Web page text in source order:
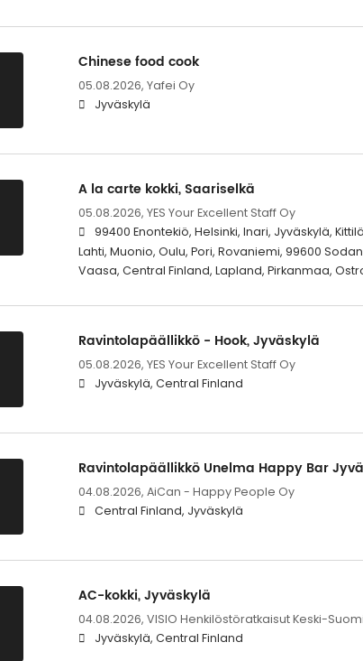
Chinese food cook
05.08.2026, Yafei Oy
Jyväskylä
A la carte kokki, Saariselkä
05.08.2026, YES Your Excellent Staff Oy
99400 Enontekiö, Helsinki, Inari, Jyväskylä,
Lahti, Muonio, Oulu, Pori, Rovaniemi, 99600
Vaasa, Central Finland, Lapland, Pirkanmaa,
Ravintolapäällikkö - Hook, Jyväskylä
05.08.2026, YES Your Excellent Staff Oy
Jyväskylä, Central Finland
Ravintolapäällikkö Unelma Happy Bar
04.08.2026, AiCan - Happy People Oy
Central Finland, Jyväskylä
AC-kokki, Jyväskylä
04.08.2026, VISIO Henkilöstöratkaisut Keski-
Jyväskylä, Central Finland